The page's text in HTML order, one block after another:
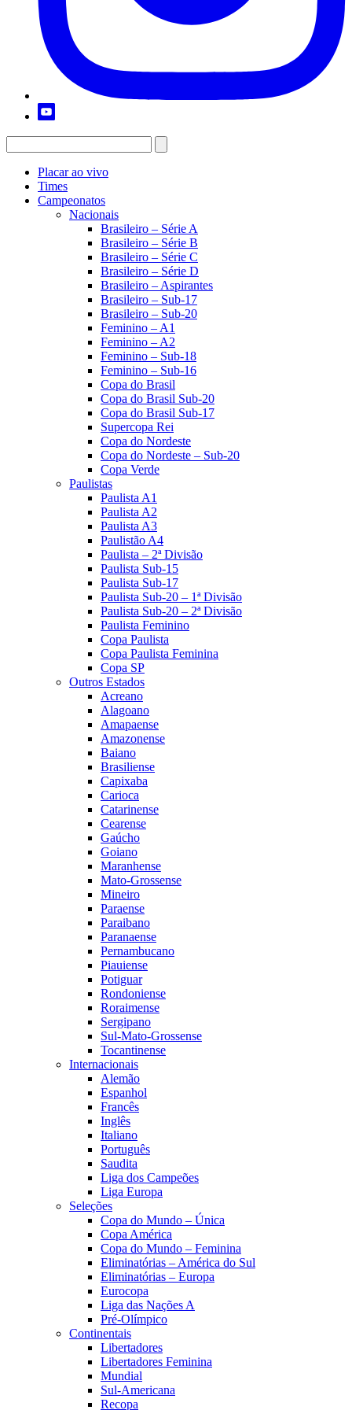
Placar ao vivo
Times
Campeonatos
Nacionais
Brasileiro – Série A
Brasileiro – Série B
Brasileiro – Série C
Brasileiro – Série D
Brasileiro – Aspirantes
Brasileiro – Sub-17
Brasileiro – Sub-20
Feminino – A1
Feminino – A2
Feminino – Sub-18
Feminino – Sub-16
Copa do Brasil
Copa do Brasil Sub-20
Copa do Brasil Sub-17
Supercopa Rei
Copa do Nordeste
Copa do Nordeste – Sub-20
Copa Verde
Paulistas
Paulista A1
Paulista A2
Paulista A3
Paulistão A4
Paulista – 2ª Divisão
Paulista Sub-15
Paulista Sub-17
Paulista Sub-20 – 1ª Divisão
Paulista Sub-20 – 2ª Divisão
Paulista Feminino
Copa Paulista
Copa Paulista Feminina
Copa SP
Outros Estados
Acreano
Alagoano
Amapaense
Amazonense
Baiano
Brasiliense
Capixaba
Carioca
Catarinense
Cearense
Gaúcho
Goiano
Maranhense
Mato-Grossense
Mineiro
Paraense
Paraibano
Paranaense
Pernambucano
Piauiense
Potiguar
Rondoniense
Roraimense
Sergipano
Sul-Mato-Grossense
Tocantinense
Internacionais
Alemão
Espanhol
Francês
Inglês
Italiano
Português
Saudita
Liga dos Campeões
Liga Europa
Seleções
Copa do Mundo – Única
Copa América
Copa do Mundo – Feminina
Eliminatórias – América do Sul
Eliminatórias – Europa
Eurocopa
Liga das Nações A
Pré-Olímpico
Continentais
Libertadores
Libertadores Feminina
Mundial
Sul-Americana
Recopa